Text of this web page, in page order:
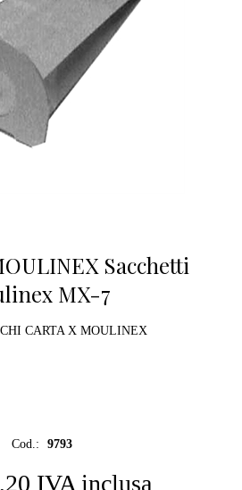
Sacchetti
MX-7
CARTA X MOULINEX
Cod.: 9793
IVA inclusa